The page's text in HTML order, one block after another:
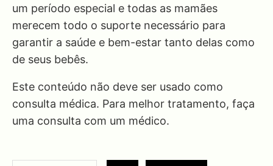
um período especial e todas as mamães
merecem todo o suporte necessário para
garantir a saúde e bem-estar tanto delas como
de seus bebês.
Este conteúdo não deve ser usado como
consulta médica. Para melhor tratamento, faça
uma consulta com um médico.